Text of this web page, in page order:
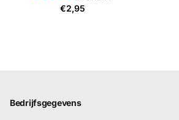
€2,95
Bedrijfsgegevens